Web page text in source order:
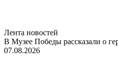
Лента новостей
В Музее Победы рассказали о
07.08.2026